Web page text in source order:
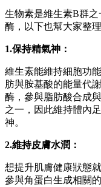
生物素是維生素B群
酶，以下也幫大家整
1.保持精氣神：
維生素能維持細胞功
肪與胺基酸的能量代
酶，參與脂肪酸合成
之一，因此維持體內
神。
2.維持皮膚水潤：
想提升肌膚健康狀態
參與角蛋白生成相關